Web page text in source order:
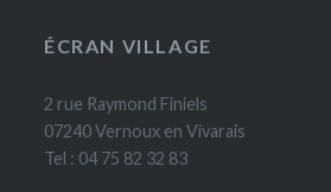
ÉCRAN VILLAGE
2 rue Raymond Finiels
07240 Vernoux en Vivarais
Tel : 04 75 82 32 83